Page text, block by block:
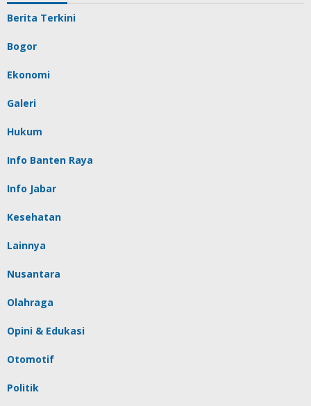
Berita Terkini
Bogor
Ekonomi
Galeri
Hukum
Info Banten Raya
Info Jabar
Kesehatan
Lainnya
Nusantara
Olahraga
Opini & Edukasi
Otomotif
Politik